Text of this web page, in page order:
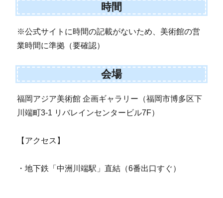
時間
※公式サイトに時間の記載がないため、美術館の営
業時間に準拠（要確認）
会場
福岡アジア美術館 企画ギャラリー（福岡市博多区下
川端町3-1 リバレインセンタービル7F）
【アクセス】
・地下鉄「中洲川端駅」直結（6番出口すぐ）